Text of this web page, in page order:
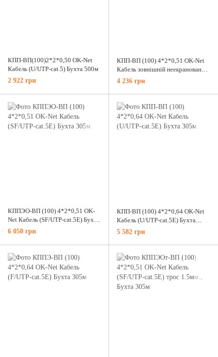
КПП-ВП(100)2*2*0,50 OK-Net
Кабель (U/UTP-cat.5) Бухта 500м
2 922 грн
КПП-ВП (100) 4*2*0,51 OK-Net
Кабель зовнішній неекранований
UTP кат.5е
4 236 грн
КППЭО-ВП (100) 4*2*0,51 OK-
Net Кабель (SF/UTP-cat.5E) Бухта
305м
6 050 грн
КПП-ВП (100) 4*2*0,64 OK-Net
Кабель (U/UTP-cat.5E) Бухта
305м
5 582 грн